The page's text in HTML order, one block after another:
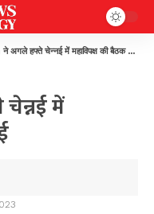
हफ्ते चेन्नई में महाविपक्ष की बैठक बुलाई
में